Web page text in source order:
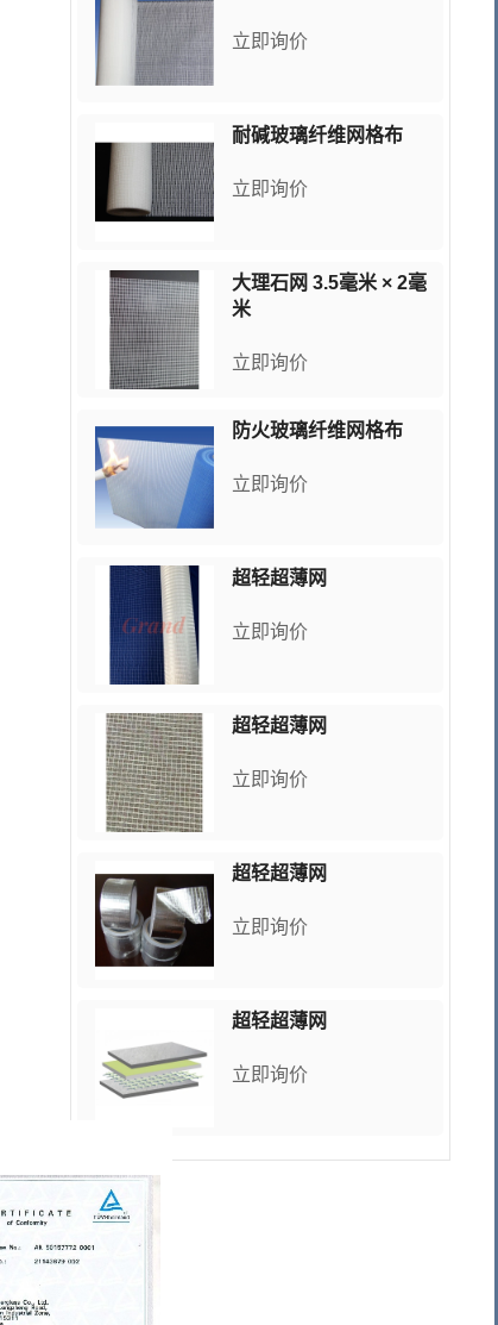
立即询价
耐碱玻璃纤维网格布
立即询价
大理石网 3.5毫米 × 2毫
米
立即询价
防火玻璃纤维网格布
立即询价
超轻超薄网
立即询价
超轻超薄网
立即询价
超轻超薄网
立即询价
超轻超薄网
立即询价